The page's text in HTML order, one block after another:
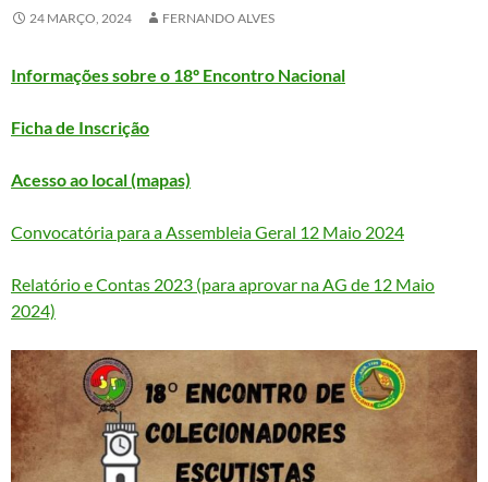
24 MARÇO, 2024 FERNANDO ALVES
Informações sobre o 18º Encontro Nacional
Ficha de Inscrição
Acesso ao local (mapas)
Convocatória para a Assembleia Geral 12 Maio 2024
Relatório e Contas 2023 (para aprovar na AG de 12 Maio
2024)